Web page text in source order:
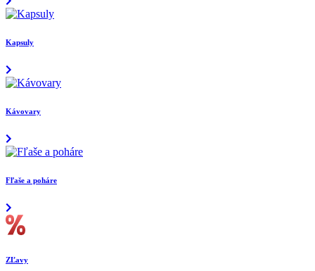
Kapsuly
Kávovary
Fľaše a poháre
ZĽavy